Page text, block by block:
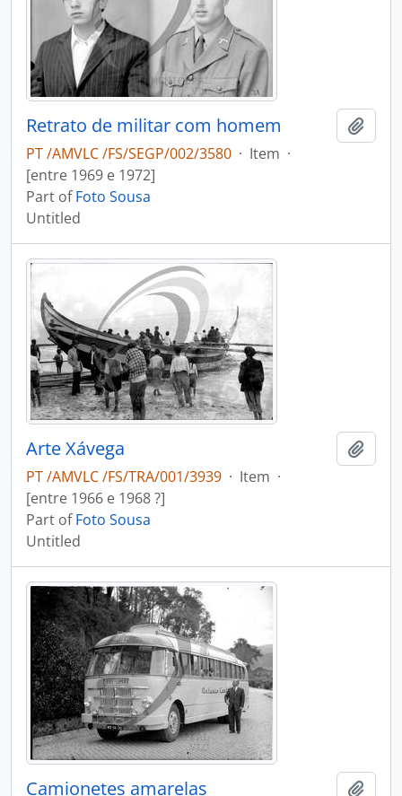
Retrato de militar com homem
PT /AMVLC /FS/SEGP/002/3580 · Item ·
[entre 1969 e 1972]
Part ofFoto Sousa
Untitled
Arte Xávega
PT /AMVLC /FS/TRA/001/3939 · Item ·
[entre 1966 e 1968 ?]
Part ofFoto Sousa
Untitled
Camionetes amarelas